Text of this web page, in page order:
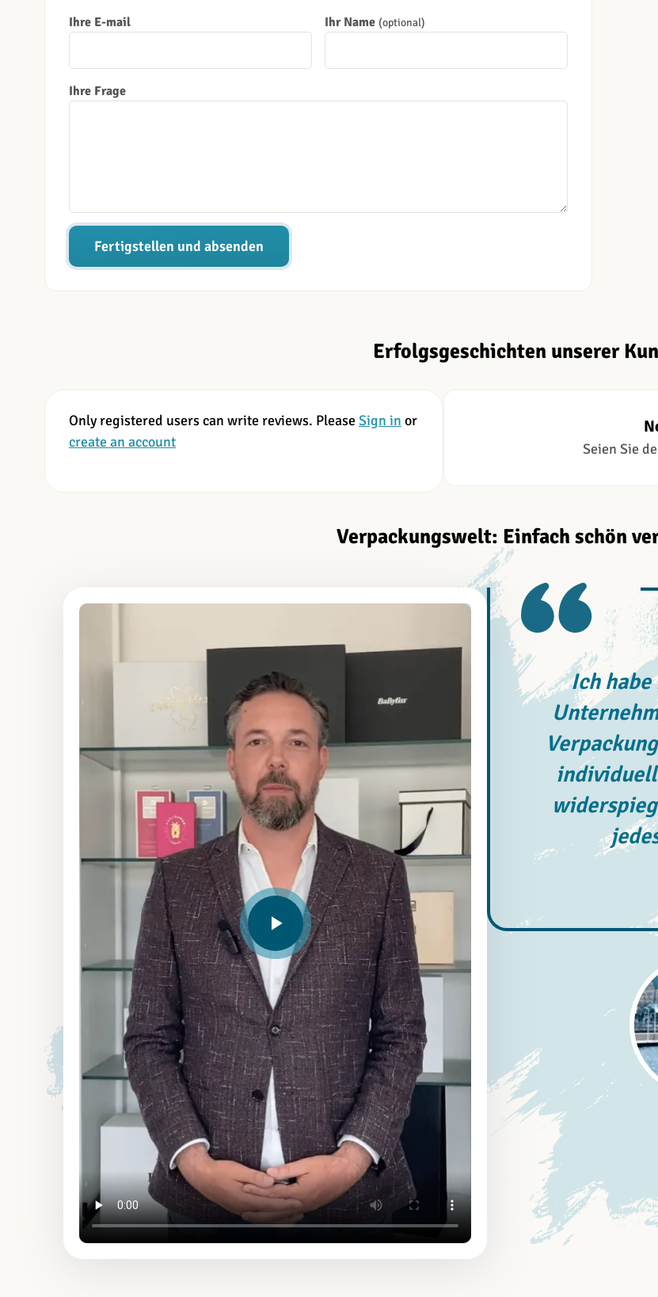
Ihre E-mail Ihr Name (optional)
Ihre Frage
Fertigstellen und absenden
Erfolgsgeschichten unserer
Only registered users can write reviews. PleaseSign in or
create an account
Seien Sie
Verpackungswelt: Einfach schön
Ich habe